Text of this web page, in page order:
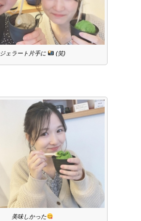
ジェラート片手に (笑)
美味しかった